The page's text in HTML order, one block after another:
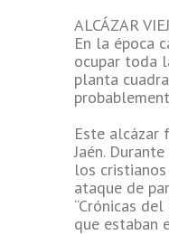
ALCÁZAR
En la época
ocupar toda
planta
Este alcázar
Jaén.
los
ataque de
“Crónicas
que estaban